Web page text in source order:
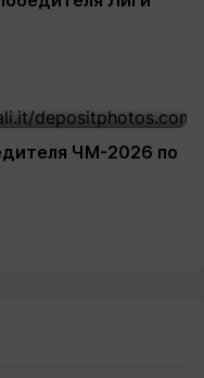
ЧМ-2026 по